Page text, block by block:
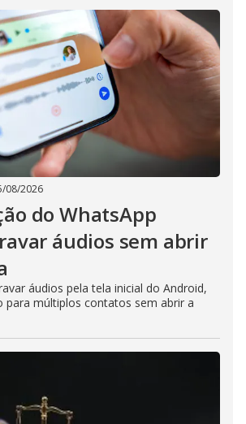
08/2026
do WhatsApp
áudios sem abrir
áudios pela tela inicial do Android,
para múltiplos contatos sem abrir a